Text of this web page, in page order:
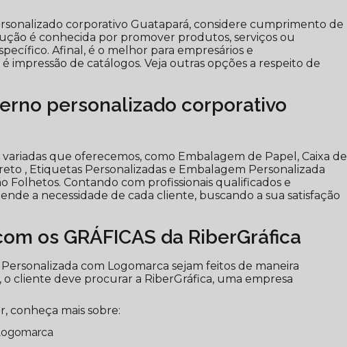
corporativo Guatapará, considere cumprimento de
é conhecida por promover produtos, serviços ou
Afinal, é o melhor para empresários e
impressão de catálogos. Veja outras opções a respeito de
personalizado corporativo
variadas que oferecemos, como Embalagem de Papel, Caixa de
, Etiquetas Personalizadas e Embalagem Personalizada
Folhetos. Contando com profissionais qualificados e
a necessidade de cada cliente, buscando a sua satisfação
os GRÁFICAS da RiberGráfica
com Logomarca sejam feitos de maneira
cliente deve procurar a RiberGráfica, uma empresa
conheça mais sobre: